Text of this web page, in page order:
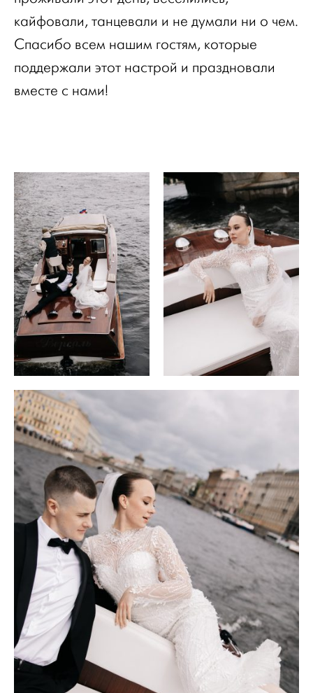
кайфовали, танцевали и не думали ни о чем.
Спасибо всем нашим гостям, которые
поддержали этот настрой и праздновали
вместе с нами!